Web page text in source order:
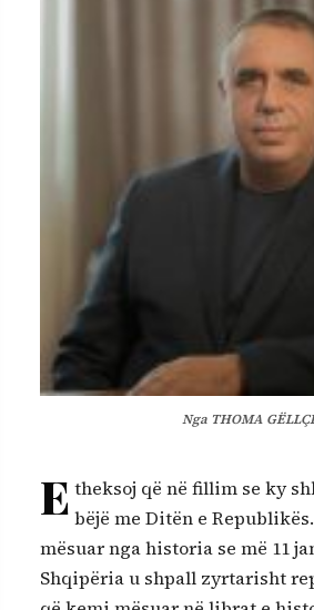
Nga THOMA GËLLÇI
E theksoj që në fillim se ky
bëjë me Ditën e
mësuar nga historia se më 11
Shqipëria u shpall zyrtarisht